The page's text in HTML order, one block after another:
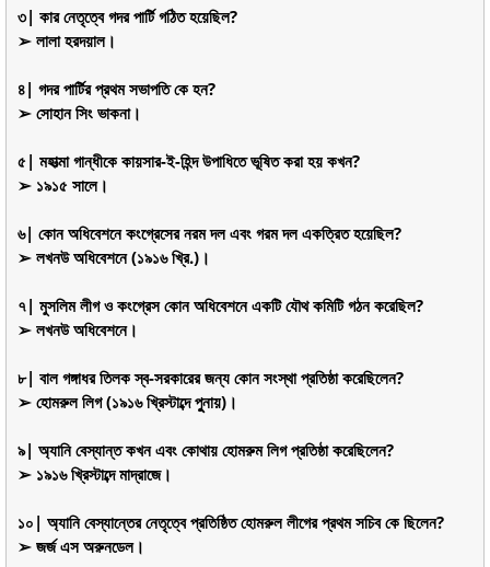
৩| কার নেতৃত্বে গদর পার্টি গঠিত হয়েছিল?
➢ লালা হরদয়াল।
৪| গদর পার্টির প্রথম সভাপতি কে হন?
➢ সোহান সিং ভাকনা।
৫| মহাত্মা গান্ধীকে কায়সার-ই-হিন্দ উপাধিতে ভূষিত করা হয় কখন?
➢ ১৯১৫ সালে।
৬| কোন অধিবেশনে কংগ্রেসের নরম দল এবং গরম দল একত্রিত হয়েছিল?
➢ লখনউ অধিবেশনে (১৯১৬ খ্রি.)।
৭| মুসলিম লীগ ও কংগ্রেস কোন অধিবেশনে একটি যৌথ কমিটি গঠন করেছিল?
➢ লখনউ অধিবেশনে।
৮| বাল গঙ্গাধর তিলক স্ব-সরকারের জন্য কোন সংস্থা প্রতিষ্ঠা করেছিলেন?
➢ হোমরুল লিগ (১৯১৬ খ্রিস্টাব্দে পুুনায়)।
৯| অ্যানি বেস্যান্ত কখন এবং কোথায় হোমরুম লিগ প্রতিষ্ঠা করেছিলেন?
➢ ১৯১৬ খ্রিস্টাব্দে মাদ্রাজে।
১০| অ্যানি বেস্যান্তের নেতৃত্বে প্রতিষ্ঠিত হোমরুল লীগের প্রথম সচিব কে ছিলেন?
➢ জর্জ এস অরুনডেল।